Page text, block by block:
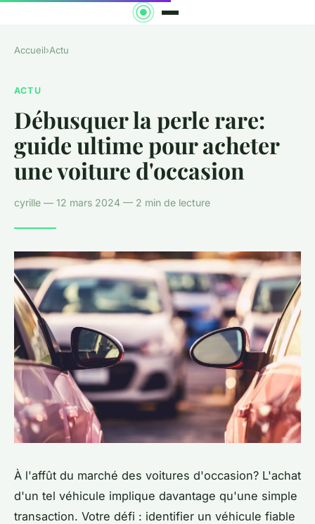
Accueil›Actu
ACTU
Débusquer la perle rare:
guide ultime pour acheter
une voiture d'occasion
cyrille — 12 mars 2024 — 2 min de lecture
À l'affût du marché des voitures d'occasion? L'achat
d'un tel véhicule implique davantage qu'une simple
transaction. Votre défi : identifier un véhicule fiable